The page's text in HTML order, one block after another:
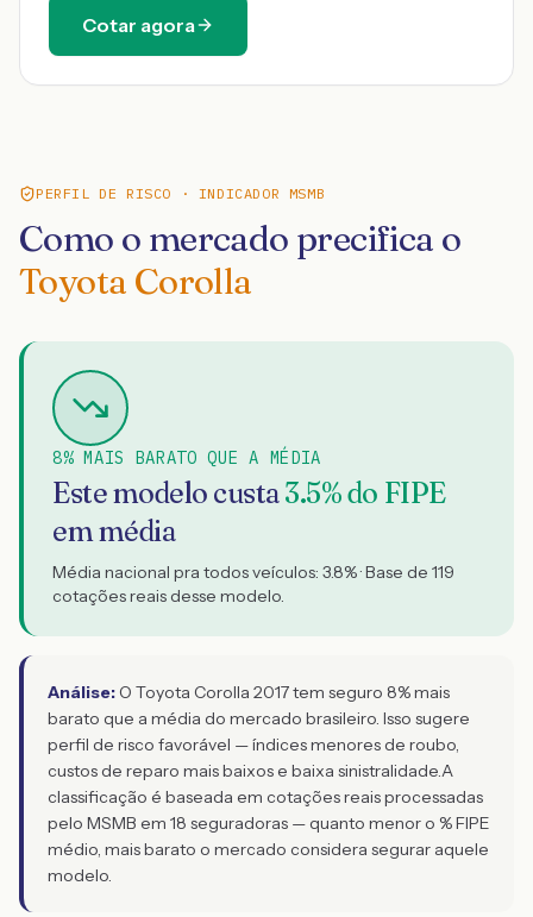
Cotar agora
PERFIL DE RISCO · INDICADOR MSMB
Como o mercado precifica o
Toyota Corolla
8% MAIS BARATO QUE A MÉDIA
Este modelo custa3.5% do FIPE
em média
Média nacional pra todos veículos: 3.8% · Base de 119
cotações reais desse modelo.
Análise: O Toyota Corolla 2017 tem seguro 8% mais
barato que a média do mercado brasileiro. Isso sugere
perfil de risco favorável — índices menores de roubo,
custos de reparo mais baixos e baixa sinistralidade.A
classificação é baseada em cotações reais processadas
pelo MSMB em 18 seguradoras — quanto menor o % FIPE
médio, mais barato o mercado considera segurar aquele
modelo.